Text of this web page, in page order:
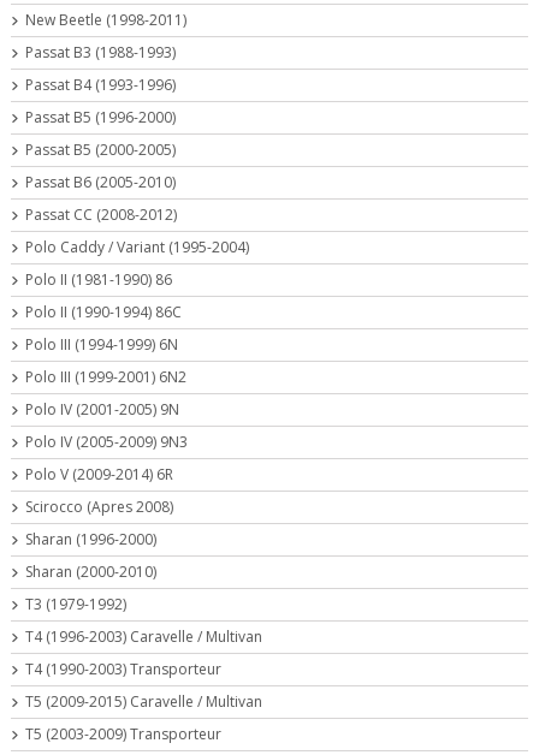
New Beetle (1998-2011)
Passat B3 (1988-1993)
Passat B4 (1993-1996)
Passat B5 (1996-2000)
Passat B5 (2000-2005)
Passat B6 (2005-2010)
Passat CC (2008-2012)
Polo Caddy / Variant (1995-2004)
Polo II (1981-1990) 86
Polo II (1990-1994) 86C
Polo III (1994-1999) 6N
Polo III (1999-2001) 6N2
Polo IV (2001-2005) 9N
Polo IV (2005-2009) 9N3
Polo V (2009-2014) 6R
Scirocco (Apres 2008)
Sharan (1996-2000)
Sharan (2000-2010)
T3 (1979-1992)
T4 (1996-2003) Caravelle / Multivan
T4 (1990-2003) Transporteur
T5 (2009-2015) Caravelle / Multivan
T5 (2003-2009) Transporteur